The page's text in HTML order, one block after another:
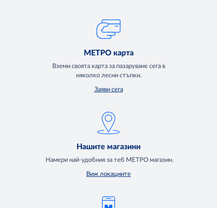
МЕТРО карта
Вземи своята карта за пазаруване сега в
няколко лесни стъпки.
Заяви сега
Нашите магазини
Намери най-удобния за теб МЕТРО магазин.
Виж локациите